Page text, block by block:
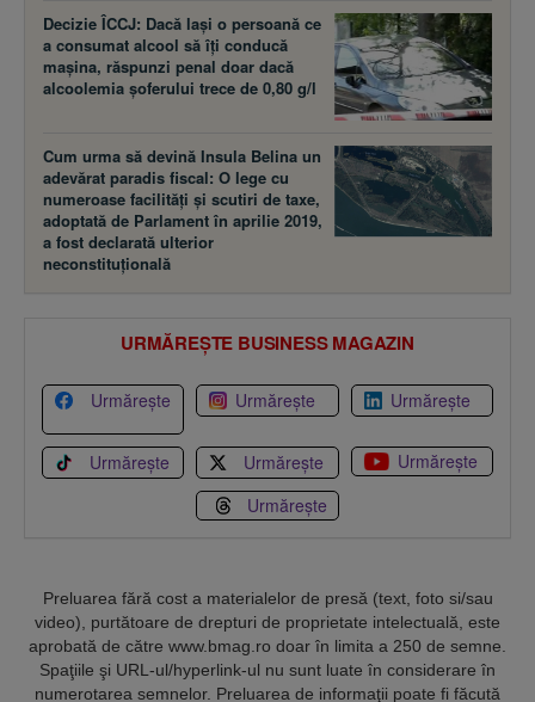
Decizie ÎCCJ: Dacă laşi o persoană ce
a consumat alcool să îţi conducă
maşina, răspunzi penal doar dacă
alcoolemia şoferului trece de 0,80 g/l
Cum urma să devină Insula Belina un
adevărat paradis fiscal: O lege cu
numeroase facilităţi şi scutiri de taxe,
adoptată de Parlament în aprilie 2019,
a fost declarată ulterior
neconstituţională
URMĂREȘTE BUSINESS MAGAZIN
Urmărește Urmărește Urmărește
Urmărește Urmărește
Urmărește
Urmărește
Preluarea fără cost a materialelor de presă (text, foto si/sau
video), purtătoare de drepturi de proprietate intelectuală, este
aprobată de către www.bmag.ro doar în limita a 250 de semne.
Spaţiile şi URL-ul/hyperlink-ul nu sunt luate în considerare în
numerotarea semnelor. Preluarea de informaţii poate fi făcută